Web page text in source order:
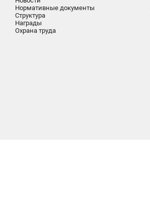
Нормативные документы
Структура
Награды
Охрана труда